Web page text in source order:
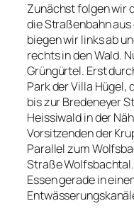
Zunächst folgen wir
die Straßenbahn
biegen wir links ab
rechts in den Wald.
Grüngürtel. Erst
Park der Villa Hügel,
bis zur Bredeneyer
Heissiwald in der
Vorsitzenden der
Parallel zum
Straße
Essen gerade in